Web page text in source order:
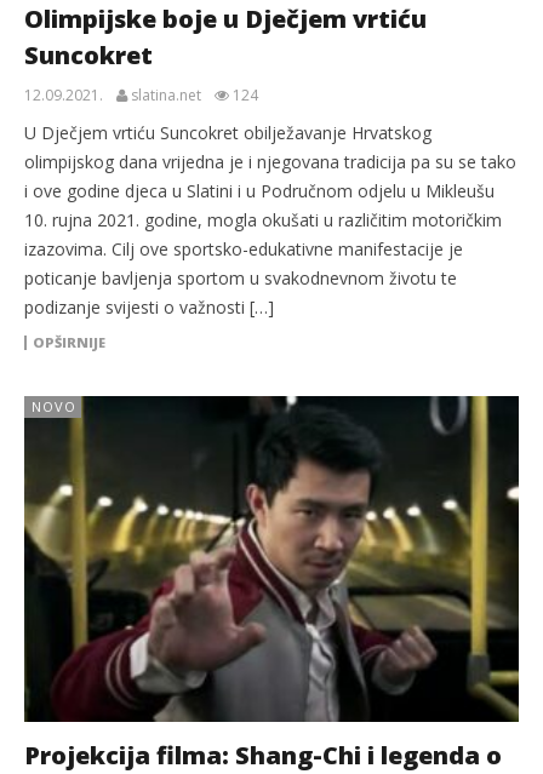
Olimpijske boje u Dječjem vrtiću
Suncokret
12.09.2021. slatina.net 124
U Dječjem vrtiću Suncokret obilježavanje Hrvatskog
olimpijskog dana vrijedna je i njegovana tradicija pa su se tako
i ove godine djeca u Slatini i u Područnom odjelu u Mikleušu
10. rujna 2021. godine, mogla okušati u različitim motoričkim
izazovima. Cilj ove sportsko-edukativne manifestacije je
poticanje bavljenja sportom u svakodnevnom životu te
podizanje svijesti o važnosti […]
OPŠIRNIJE
NOVO
Projekcija filma: Shang-Chi i legenda o